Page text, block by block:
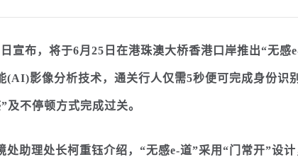
日宣布，将于6月25日在港珠澳大桥香港口岸推出“无感
(AI)影像分析技术，通关行人仅需5秒便可完成身份识
及不停顿方式完成过关。­
理处长柯重钰介绍，“无感e-道”采用“门常开”设计